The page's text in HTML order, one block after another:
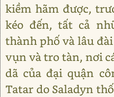
kiềm hãm được,
kéo đến, tất cả
thành phố và lâu
vụn và tro tàn, nơi
dã của đại quận
Tatar do Saladyn